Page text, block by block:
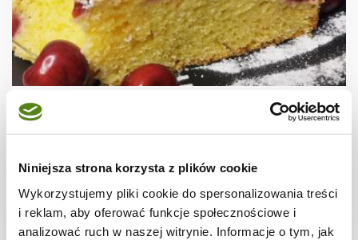
Niniejsza strona korzysta z plików cookie
Wykorzystujemy pliki cookie do spersonalizowania treści
i reklam, aby oferować funkcje społecznościowe i
analizować ruch w naszej witrynie. Informacje o tym, jak
CIASTA I TORTY
Ciasto drożdżowe łyżką mieszane z
2 godz. 5957 kcal 12